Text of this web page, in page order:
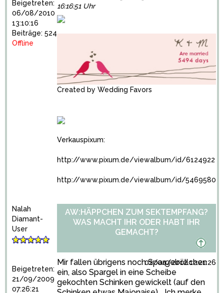
Beigetreten:
06/08/2010
13:10:16
Beiträge: 524
Offline
16:16:51 Uhr
Created by Wedding Favors
Verkauspixum:
http://www.pixum.de/viewalbum/id/6124922
http://www.pixum.de/viewalbum/id/5469580
Nalah
Diamant-
User
Beigetreten:
21/09/2009
07:26:21
AW:HÄPPCHEN ZUM SEKTEMPFANG?
WAS MACHT IHR ODER HABT IHR
GEMACHT?
02/04/2012 12:21:26
Mir fallen übrigens noch Spargelröllchen
ein, also Spargel in eine Scheibe
gekochten Schinken gewickelt (auf den